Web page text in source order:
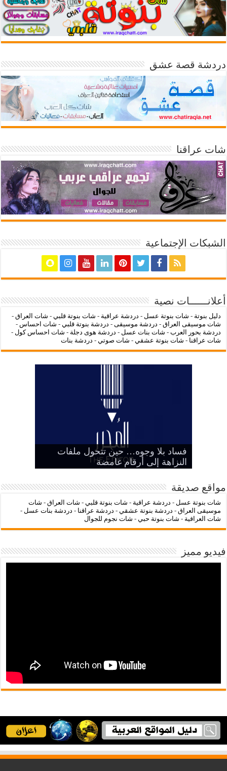
دردشة قصة عشق
شات عراقنا
الشبكات الإجتماعية
أعلانــــــات نصية
دليل بنوتة - شات بنوتة عسل - دردشة عراقية - شات بنوتة قلبي - شات العراق-
شات موسيقى العراق - دردشة موسيقى - دردشة بنوتة قلبي - شات احساس -
دردشة بحور العرب - شات بنات عسل - دردشة هوى دجلة - شات احساس كول -
شات عراقنا - شات بنوتة عشقي - شات صوتي - دردشة بنات
فساد بلا وجوه… حين تتحول ملفات
النزاهة إلى أرقام غامضة
بين الرمز السياسي وخطر التنازل عن
هيبة الدولة
شات عراقنا
شات بنوتة عسل
‌‌‌LC Waikiki: عنوان التسوق عبر
الإنترنت لشراء الملابس الأنيقة
مواقع صديقة
شات بنوتة عسل - دردشة عراقية - شات بنوتة قلبي - شات العراق- شات
موسيقى العراق - دردشة بنوتة عشقي - دردشة عراقنا - دردشة بنات عسل -
شات العراقية - شات بنوتة حبي - شات نجوم للجوال
فيديو مميز